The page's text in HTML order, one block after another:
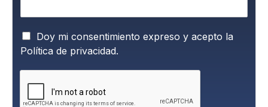
P
o
í
Doy mi consentimiento expreso y acepto la
Política de privacidad.